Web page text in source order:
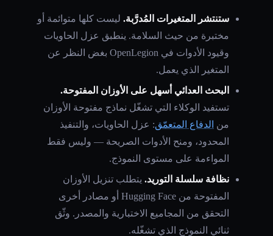
ستنتشر المتغيرات المُدرَّبة. ليست كلها متوائمة أو
مختبرة من حيث السلامة. ينطبق عزل الحاويات
وقيود الأدوات في OpenLegion بغض النظر عن
المتغير الذي يعمل.
البحث العدائي أسهل على الأوزان المفتوحة.
تستفيد الوكلاء التي تشغّل نماذج مفتوحة الأوزان
من الدفاع المتعمّق: عزل الحاويات، والتنفيذ
المحدود، ومنح الأدوات الصريحة — وليس فقط
المواءمة على مستوى النموذج.
نظافة سلسلة التوريد. يتطلب تنزيل الأوزان
المفتوحة من Hugging Face أو مصادر أخرى
التحقق من المجاميع الاختبارية والمصدر. وثّق
ثنائي النموذج الذي تشغّله.